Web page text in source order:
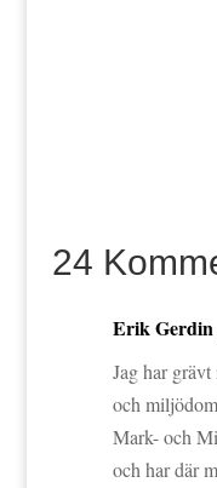
24
Erik Gerdin
Jag har
och
Mark- och
och har där